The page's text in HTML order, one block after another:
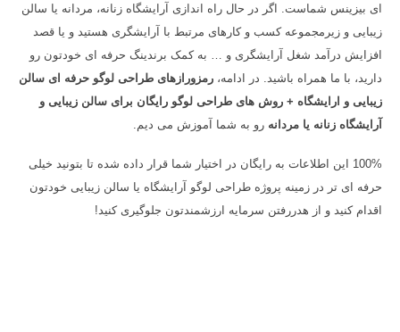
ای بیزینس شماست. اگر در حال راه اندازی آرایشگاه زنانه، مردانه یا سالن
زیبایی و زیرمجموعه کسب و کارهای مرتبط با آرایشگری هستید و یا قصد
افزایش درآمد شغل آرایشگری و … به کمک برندینگ حرفه ای خودتون رو
دارید، با ما همراه باشید. در ادامه، رمزورازهای طراحی لوگو حرفه ای سالن
زیبایی و ارایشگاه + روش های طراحی لوگو رایگان برای سالن زیبایی و
آرایشگاه زنانه یا مردانه رو به شما آموزش می دیم.
100% این اطلاعات به رایگان در اختیار شما قرار داده شده تا بتونید خیلی
حرفه ای تر در زمینه پروژه طراحی لوگو آرایشگاه یا سالن زیبایی خودتون
اقدام کنید و از هدررفتن سرمایه ارزشمندتون جلوگیری کنید!